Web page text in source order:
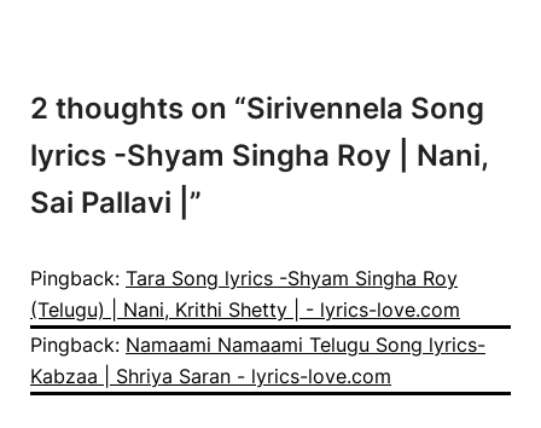
2 thoughts on “Sirivennela Song
lyrics -Shyam Singha Roy | Nani,
Sai Pallavi | ”
Pingback: Tara Song lyrics -Shyam Singha Roy
(Telugu) | Nani, Krithi Shetty | - lyrics-love.com
Pingback: Namaami Namaami Telugu Song lyrics-
Kabzaa | Shriya Saran - lyrics-love.com